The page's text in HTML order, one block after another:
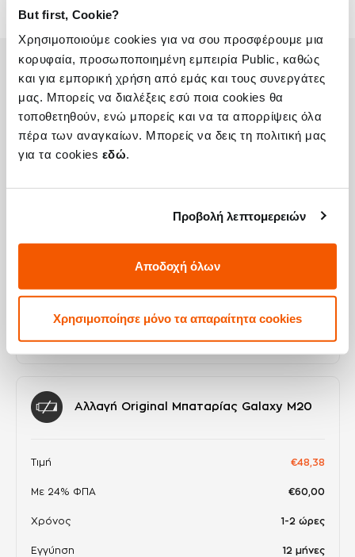
But first, Cookie?
Χρησιμοποιούμε cookies για να σου προσφέρουμε μια
κορυφαία, προσωποποιημένη εμπειρία Public, καθώς
και για εμπορική χρήση από εμάς και τους συνεργάτες
μας. Μπορείς να διαλέξεις εσύ ποια cookies θα
τοποθετηθούν, ενώ μπορείς και να τα απορρίψεις όλα
πέρα των αναγκαίων. Μπορείς να δεις τη πολιτική μας
για τα cookies εδώ.
Προβολή λεπτομερειών
Αποδοχή όλων
Χρησιμοποίησε μόνο τα απαραίτητα cookies
Η συσκευή σου μπορεί να χρειάζεται και
κάποια από τις παρακάτω επισκευές:
Εγγύηση 12 μήνες
Αλλαγή Original Μπαταρίας Galaxy M20
Τιμή €48,38
Με 24% ΦΠΑ €60,00
Χρόνος 1-2 ώρες
Εγγύηση 12 μήνες